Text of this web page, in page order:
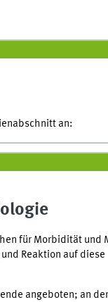
an:
für Morbidität und
Reaktion auf diese
angeboten; an